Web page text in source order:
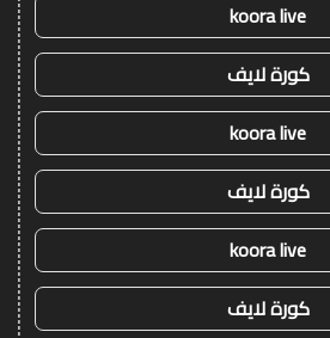
koora live
كورة لايف
koora live
كورة لايف
koora live
كورة لايف